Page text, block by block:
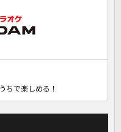
ちで楽しめる！